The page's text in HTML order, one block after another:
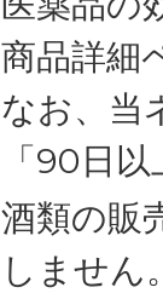
商品詳細
なお、当
「90日
酒類の販
しません